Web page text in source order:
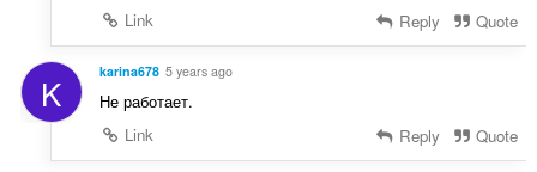
і
в
Link
Reply Quote
K karina678 5 years ago
Не работает.
Link
Reply Quote